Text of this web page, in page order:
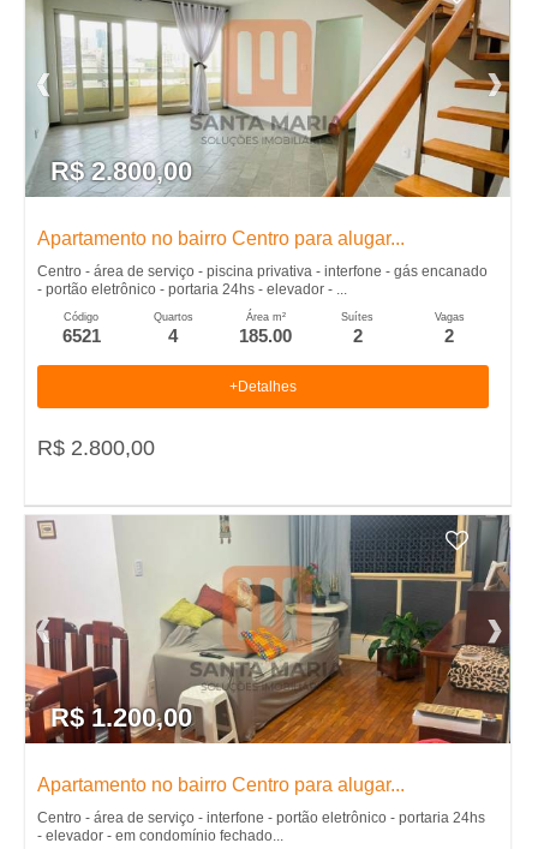
R$ 2.800,00
Apartamento no bairro Centro para alugar...
Centro - área de serviço - piscina privativa - interfone - gás encanado
- portão eletrônico - portaria 24hs - elevador - ...
Código
6521
Quartos
4
Área m²
185.00
Suítes
2
Vagas
2
+Detalhes
R$ 2.800,00
R$ 1.200,00
Apartamento no bairro Centro para alugar...
Centro - área de serviço - interfone - portão eletrônico - portaria 24hs
- elevador - em condomínio fechado...